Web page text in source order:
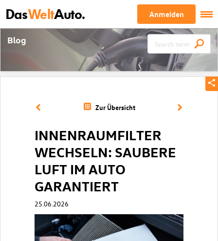
DasWeltAuto. Anmelden
Blog
Zur Übersicht
INNENRAUMFILTER
WECHSELN: SAUBERE
LUFT IM AUTO
GARANTIERT
25.06.2026